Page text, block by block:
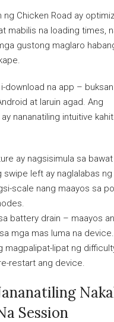
ng Chicken Road ay
mabilis na loading times,
gustong maglaro
download na app –
at laruin agad. Ang
nananatiling intuitive
ay nagsisimula sa bawat
swipe left ay naglalabas
scale nang maayos sa
battery drain – maayos
mga mas luma na device.
magpalipat-lipat ng
restart ang device.
Session